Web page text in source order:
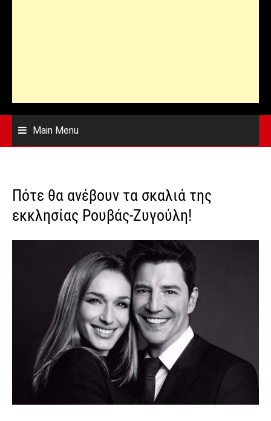
Main Menu
Πότε θα ανέβουν τα σκαλιά της
εκκλησίας Ρουβάς‑Ζυγούλη!